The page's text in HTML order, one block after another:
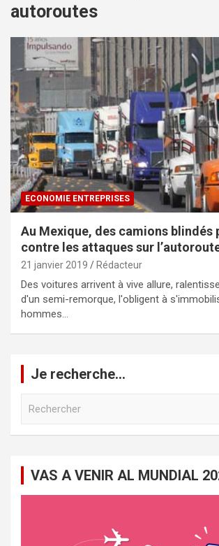
autoroutes
ECONOMIE ENTREPRISES
Au Mexique, des camions blindés
contre les attaques sur
21 janvier 2019 Rédacteur
Des voitures arrivent à vive allure,
d'un semi-remorque, l'obligent à
hommes…
Je recherche…
c
VAS A VENIR AL MUNDIAL